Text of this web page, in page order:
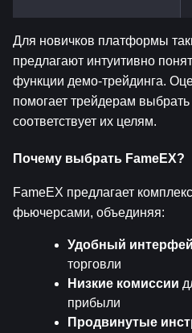
Для новичков платформы
предлагают интуитивно
функции демо-трейдинга.
помогает трейдерам
соответствует их целям.
Почему выбрать FameEX?
FameEX предлагает
фьючерсами, объединяя:
Удобный
торговли
Низкие комиссии
прибыли
Продвинутые